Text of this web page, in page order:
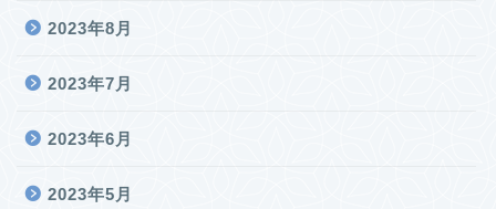
2023年8月
2023年7月
2023年6月
2023年5月